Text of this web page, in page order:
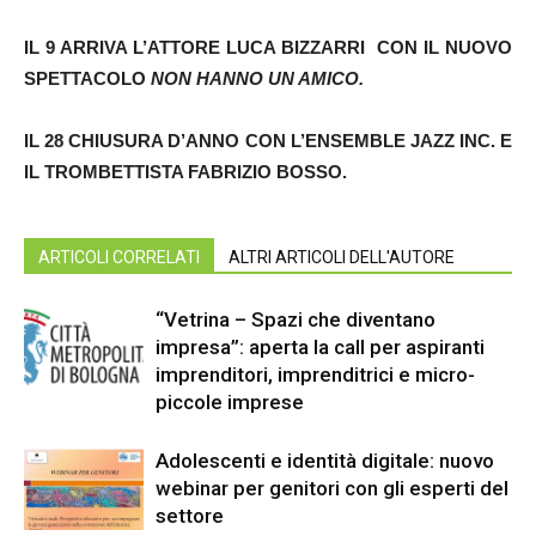
IL 9 ARRIVA L’ATTORE LUCA BIZZARRI CON IL NUOVO
SPETTACOLO NON HANNO UN AMICO.
IL 28 CHIUSURA D’ANNO CON L’ENSEMBLE JAZZ INC. E
IL TROMBETTISTA FABRIZIO BOSSO.
ARTICOLI CORRELATI ALTRI ARTICOLI DELL'AUTORE
“Vetrina – Spazi che diventano
impresa”: aperta la call per aspiranti
imprenditori, imprenditrici e micro-
piccole imprese
Adolescenti e identità digitale: nuovo
webinar per genitori con gli esperti del
settore